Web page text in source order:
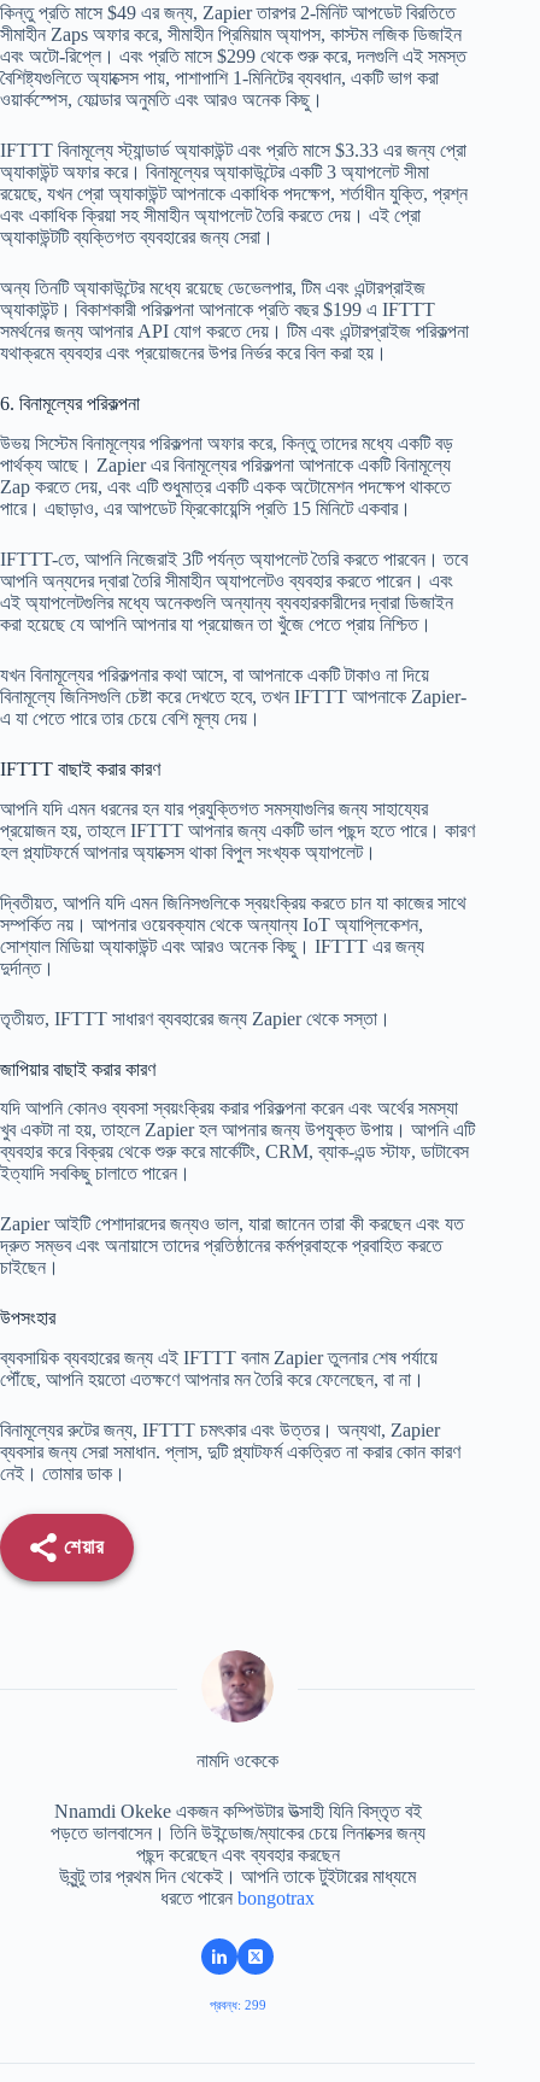
কিন্তু প্রতি মাসে $49 এর জন্য, Zapier তারপর 2-মিনিট আপডেট বিরতিতে
সীমাহীন Zaps অফার করে, সীমাহীন প্রিমিয়াম অ্যাপস, কাস্টম লজিক ডিজাইন
এবং অটো-রিপ্লে। এবং প্রতি মাসে $299 থেকে শুরু করে, দলগুলি এই সমস্ত
বৈশিষ্ট্যগুলিতে অ্যাক্সেস পায়, পাশাপাশি 1-মিনিটের ব্যবধান, একটি ভাগ করা
ওয়ার্কস্পেস, ফোল্ডার অনুমতি এবং আরও অনেক কিছু।
IFTTT বিনামূল্যে স্ট্যান্ডার্ড অ্যাকাউন্ট এবং প্রতি মাসে $3.33 এর জন্য প্রো
অ্যাকাউন্ট অফার করে। বিনামূল্যের অ্যাকাউন্টের একটি 3 অ্যাপলেট সীমা
রয়েছে, যখন প্রো অ্যাকাউন্ট আপনাকে একাধিক পদক্ষেপ, শর্তাধীন যুক্তি, প্রশ্ন
এবং একাধিক ক্রিয়া সহ সীমাহীন অ্যাপলেট তৈরি করতে দেয়। এই প্রো
অ্যাকাউন্টটি ব্যক্তিগত ব্যবহারের জন্য সেরা।
অন্য তিনটি অ্যাকাউন্টের মধ্যে রয়েছে ডেভেলপার, টিম এবং এন্টারপ্রাইজ
অ্যাকাউন্ট। বিকাশকারী পরিকল্পনা আপনাকে প্রতি বছর $199 এ IFTTT
সমর্থনের জন্য আপনার API যোগ করতে দেয়। টিম এবং এন্টারপ্রাইজ পরিকল্পনা
যথাক্রমে ব্যবহার এবং প্রয়োজনের উপর নির্ভর করে বিল করা হয়।
6. বিনামূল্যের পরিকল্পনা
উভয় সিস্টেম বিনামূল্যের পরিকল্পনা অফার করে, কিন্তু তাদের মধ্যে একটি বড়
পার্থক্য আছে। Zapier এর বিনামূল্যের পরিকল্পনা আপনাকে একটি বিনামূল্যে
Zap করতে দেয়, এবং এটি শুধুমাত্র একটি একক অটোমেশন পদক্ষেপ থাকতে
পারে। এছাড়াও, এর আপডেট ফ্রিকোয়েন্সি প্রতি 15 মিনিটে একবার।
IFTTT-তে, আপনি নিজেরাই 3টি পর্যন্ত অ্যাপলেট তৈরি করতে পারবেন। তবে
আপনি অন্যদের দ্বারা তৈরি সীমাহীন অ্যাপলেটও ব্যবহার করতে পারেন। এবং
এই অ্যাপলেটগুলির মধ্যে অনেকগুলি অন্যান্য ব্যবহারকারীদের দ্বারা ডিজাইন
করা হয়েছে যে আপনি আপনার যা প্রয়োজন তা খুঁজে পেতে প্রায় নিশ্চিত।
যখন বিনামূল্যের পরিকল্পনার কথা আসে, বা আপনাকে একটি টাকাও না দিয়ে
বিনামূল্যে জিনিসগুলি চেষ্টা করে দেখতে হবে, তখন IFTTT আপনাকে Zapier-
এ যা পেতে পারে তার চেয়ে বেশি মূল্য দেয়।
IFTTT বাছাই করার কারণ
আপনি যদি এমন ধরনের হন যার প্রযুক্তিগত সমস্যাগুলির জন্য সাহায্যের
প্রয়োজন হয়, তাহলে IFTTT আপনার জন্য একটি ভাল পছন্দ হতে পারে। কারণ
হল প্ল্যাটফর্মে আপনার অ্যাক্সেস থাকা বিপুল সংখ্যক অ্যাপলেট।
দ্বিতীয়ত, আপনি যদি এমন জিনিসগুলিকে স্বয়ংক্রিয় করতে চান যা কাজের সাথে
সম্পর্কিত নয়। আপনার ওয়েবক্যাম থেকে অন্যান্য IoT অ্যাপ্লিকেশন,
সোশ্যাল মিডিয়া অ্যাকাউন্ট এবং আরও অনেক কিছু। IFTTT এর জন্য
দুর্দান্ত।
তৃতীয়ত, IFTTT সাধারণ ব্যবহারের জন্য Zapier থেকে সস্তা।
জাপিয়ার বাছাই করার কারণ
যদি আপনি কোনও ব্যবসা স্বয়ংক্রিয় করার পরিকল্পনা করেন এবং অর্থের সমস্যা
খুব একটা না হয়, তাহলে Zapier হল আপনার জন্য উপযুক্ত উপায়। আপনি এটি
ব্যবহার করে বিক্রয় থেকে শুরু করে মার্কেটিং, CRM, ব্যাক-এন্ড স্টাফ, ডাটাবেস
ইত্যাদি সবকিছু চালাতে পারেন।
Zapier আইটি পেশাদারদের জন্যও ভাল, যারা জানেন তারা কী করছেন এবং যত
দ্রুত সম্ভব এবং অনায়াসে তাদের প্রতিষ্ঠানের কর্মপ্রবাহকে প্রবাহিত করতে
চাইছেন।
উপসংহার
ব্যবসায়িক ব্যবহারের জন্য এই IFTTT বনাম Zapier তুলনার শেষ পর্যায়ে
পৌঁছে, আপনি হয়তো এতক্ষণে আপনার মন তৈরি করে ফেলেছেন, বা না।
বিনামূল্যের রুটের জন্য, IFTTT চমৎকার এবং উত্তর। অন্যথা, Zapier
ব্যবসার জন্য সেরা সমাধান. প্লাস, দুটি প্ল্যাটফর্ম একত্রিত না করার কোন কারণ
নেই। তোমার ডাক।
শেয়ার
নামদি ওকেকে
Nnamdi Okeke একজন কম্পিউটার উত্সাহী যিনি বিস্তৃত বই
পড়তে ভালবাসেন। তিনি উইন্ডোজ/ম্যাকের চেয়ে লিনাক্সের জন্য
পছন্দ করেছেন এবং ব্যবহার করছেন
উবুন্টু তার প্রথম দিন থেকেই। আপনি তাকে টুইটারের মাধ্যমে
ধরতে পারেনbongotrax
প্রবন্ধ: 299